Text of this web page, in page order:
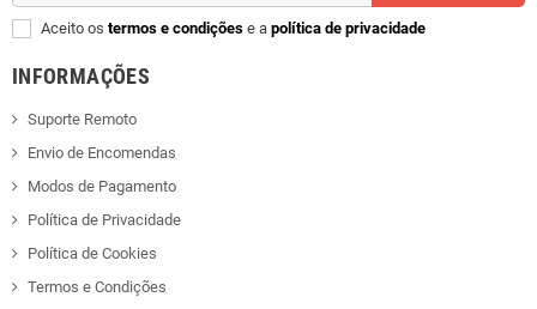
Aceito os termos e condições e a política de privacidade
INFORMAÇÕES
Suporte Remoto
Envio de Encomendas
Modos de Pagamento
Política de Privacidade
Política de Cookies
Termos e Condições